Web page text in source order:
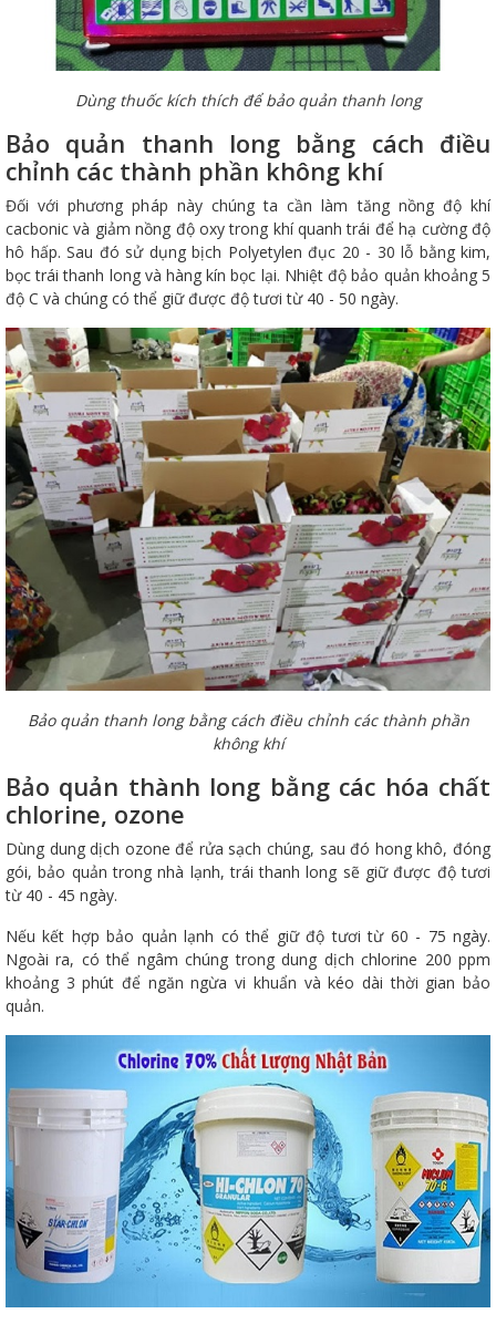
Dùng thuốc kích thích để bảo quản thanh long
Bảo quản thanh long bằng cách điều
chỉnh các thành phần không khí
Đối với phương pháp này chúng ta cần làm tăng nồng độ khí
cacbonic và giảm nồng độ oxy trong khí quanh trái để hạ cường độ
hô hấp. Sau đó sử dụng bịch Polyetylen đục 20 - 30 lỗ bằng kim,
bọc trái thanh long và hàng kín bọc lại. Nhiệt độ bảo quản khoảng 5
độ C và chúng có thể giữ được độ tươi từ 40 - 50 ngày.
Bảo quản thanh long bằng cách điều chỉnh các thành phần
không khí
Bảo quản thành long bằng các hóa chất
chlorine, ozone
Dùng dung dịch ozone để rửa sạch chúng, sau đó hong khô, đóng
gói, bảo quản trong nhà lạnh, trái thanh long sẽ giữ được độ tươi
từ 40 - 45 ngày.
Nếu kết hợp bảo quản lạnh có thể giữ độ tươi từ 60 - 75 ngày.
Ngoài ra, có thể ngâm chúng trong dung dịch chlorine 200 ppm
khoảng 3 phút để ngăn ngừa vi khuẩn và kéo dài thời gian bảo
quản.